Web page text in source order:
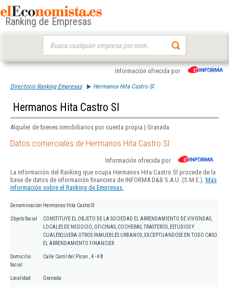
Ranking de Empresas
Información ofrecida por
Directorio Ranking Empresas Hermanos Hita Castro Sl
Hermanos Hita Castro Sl
Alquiler de bienes inmobiliarios por cuenta propia | Granada
Datos comerciales de Hermanos Hita Castro Sl
Información ofrecida por
La información del Ranking que ocupa Hermanos Hita Castro Sl procede de la
base de datos de información financiera de INFORMA D&B S.A.U. (S.M.E.). Más
información sobre el Ranking de Empresas.
Denominación Hermanos Hita Castro Sl
Objeto Social
CONSTITUYE EL OBJETO DE LA SOCIEDAD EL ARRENDAMIENTO DE VIVIENDAS,
LOCALES DE NEGOCIO, OFICINAS, COCHERAS, TRASTEROS, ESTUDIOS Y
CUALESQUIERA OTROS INMUEBLES URBANOS, EXCEPTUANDOSE EN TODO CASO
EL ARRENDAMIENTO FINANCIER
Domicilio
Social
Calle Carril del Picon , 4 - 4 B
Localidad Granada